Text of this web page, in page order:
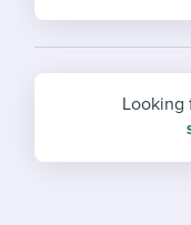
Looking